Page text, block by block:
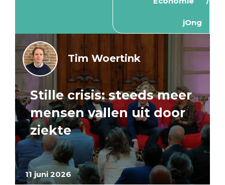
jOng
11 juni 2026
Tim Woertink
Stille crisis: steeds meer
mensen vallen uit door
ziekte